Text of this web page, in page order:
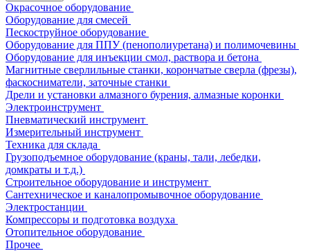
Окрасочное оборудование
Оборудование для смесей
Пескоструйное оборудование
Оборудование для ППУ (пенополиуретана) и полимочевины
Оборудование для инъекции смол, раствора и бетона
Магнитные сверлильные станки, корончатые сверла (фрезы),
фаскосниматели, заточные станки
Дрели и установки алмазного бурения, алмазные коронки
Электроинструмент
Пневматический инструмент
Измерительный инструмент
Техника для склада
Грузоподъемное оборудование (краны, тали, лебедки,
домкраты и т.д.)
Строительное оборудование и инструмент
Сантехническое и каналопромывочное оборудование
Электростанции
Компрессоры и подготовка воздуха
Отопительное оборудование
Прочее